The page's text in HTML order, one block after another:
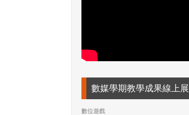
數媒學期教學成果線上展
數位遊戲